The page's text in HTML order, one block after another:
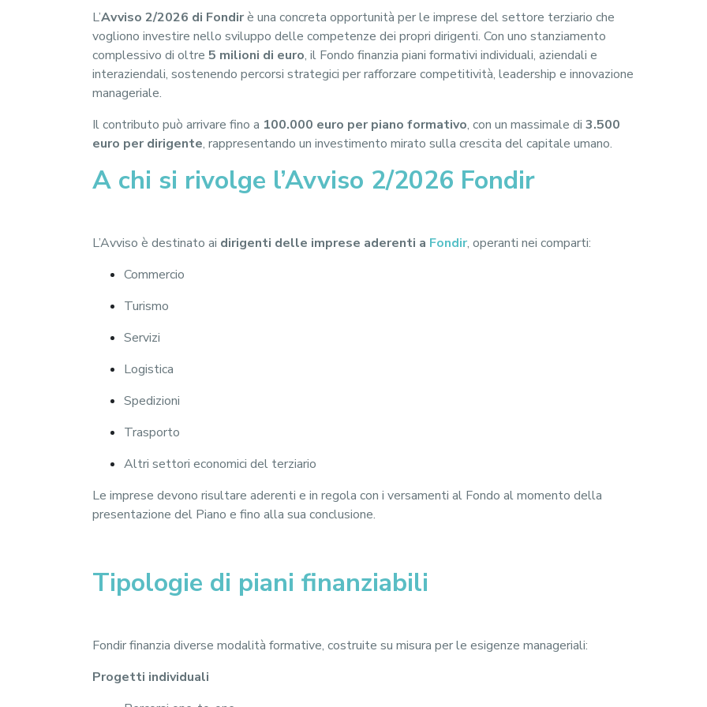
L’Avviso 2/2026 di Fondirè una concreta opportunità per le imprese del settore terziario che
vogliono investire nello sviluppo delle competenze dei propri dirigenti. Con uno stanziamento
complessivo di oltre 5 milioni di euro, il Fondo finanzia piani formativi individuali, aziendali e
interaziendali, sostenendo percorsi strategici per rafforzare competitività, leadership e innovazione
manageriale.
Il contributo può arrivare fino a 100.000 euro per piano formativo, con un massimale di 3.500
euro per dirigente, rappresentando un investimento mirato sulla crescita del capitale umano.
A chi si rivolge l’Avviso 2/2026 Fondir
L’Avviso è destinato ai dirigenti delle imprese aderenti a Fondir, operanti nei comparti:
Commercio
Turismo
Servizi
Logistica
Spedizioni
Trasporto
Altri settori economici del terziario
Le imprese devono risultare aderenti e in regola con i versamenti al Fondo al momento della
presentazione del Piano e fino alla sua conclusione.
Tipologie di piani finanziabili
Fondir finanzia diverse modalità formative, costruite su misura per le esigenze manageriali:
Progetti individuali